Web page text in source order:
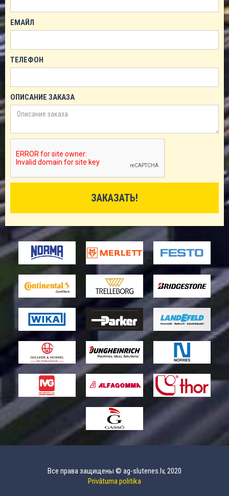
ЕМАЙЛ
ТЕЛЕФОН
ОПИСАНИЕ ЗАКАЗА
Все права защищены © ag-slutenes.lv, 2020
Privātuma politika